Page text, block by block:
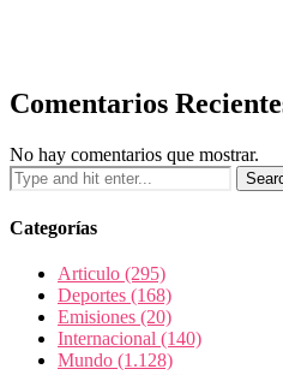
Comentarios
No hay comentarios que mostrar.
Categorías
Articulo (295)
Deportes (168)
Emisiones (20)
Internacional (140)
Mundo (1.128)